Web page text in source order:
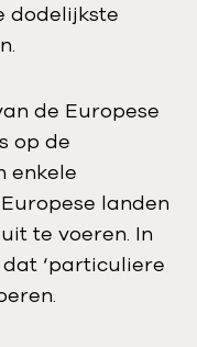
dodelijkste
de Europese
op de
enkele
landen
te voeren. In
‘particuliere